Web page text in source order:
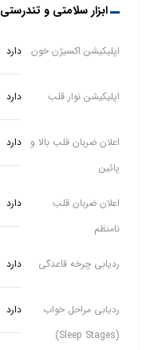
ابزار سلامتی و تندرستی
اپلیکیشن اکسیژن خون دارد
اپلیکیشن نوار قلب دارد
اعلان ضربان قلب بالا و
پائین
دارد
اعلان ضربان قلب
نامنظم
دارد
ردیابی چرخه قاعدگی دارد
ردیابی مراحل خواب
(Sleep Stages)
دارد